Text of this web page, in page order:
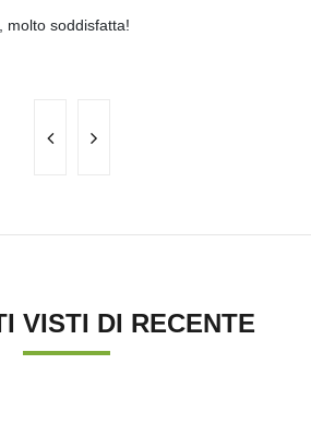
molto soddisfatta!
VISTI DI RECENTE